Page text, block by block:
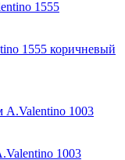
1555 коричневый
1003